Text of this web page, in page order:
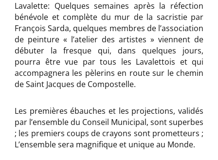
Lavalette: Quelques semaines après la réfection
bénévole et complète du mur de la sacristie par
François Sarda, quelques membres de l’association
de peinture « l’atelier des artistes » viennent de
débuter la fresque qui, dans quelques jours,
pourra être vue par tous les Lavalettois et qui
accompagnera les pèlerins en route sur le chemin
de Saint Jacques de Compostelle.
Les premières ébauches et les projections, validés
par l’ensemble du Conseil Municipal, sont superbes
; les premiers coups de crayons sont prometteurs ;
L’ensemble sera magnifique et unique au Monde.